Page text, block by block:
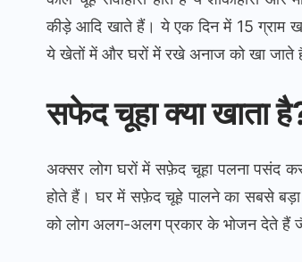
कीड़े आदि खाते हैं। ये एक दिन में 15 ग्राम
ये खेतों में और घरों में रखे अनाज को खा जाते
सफेद चूहा क्या खाता
अक्सर लोग घरों में सफ़ेद चूहा पलना पसंद
होते हैं। घर में सफ़ेद चूहे पालने का सबसे
को लोग अलग-अलग प्रकार के भोजन देते हैं